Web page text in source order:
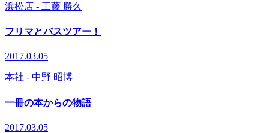
浜松店 - 工藤 勝久
フリマとバスツアー！
2017.03.05
本社 - 中野 昭博
一冊の本からの物語
2017.03.05